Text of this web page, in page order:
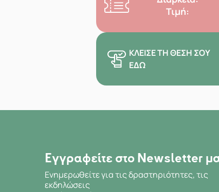
Τιμή:
ΚΛΕΊΣΕ ΤΗ ΘΈΣΗ ΣΟΥ
ΕΔΏ
Εγγραφείτε στο Newsletter
Ενημερωθείτε για τις δραστηριότητες, τις
εκδηλώσεις